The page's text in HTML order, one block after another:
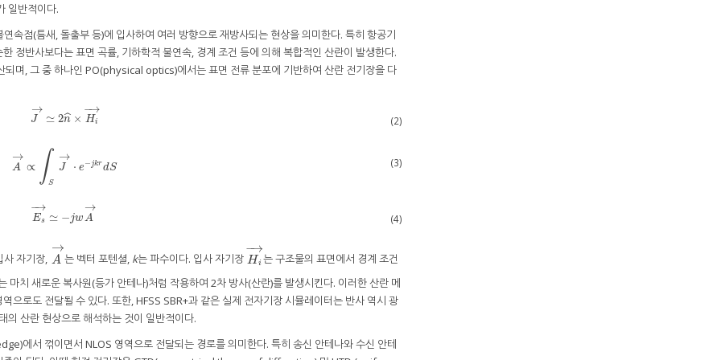
일반적이다.
속점(틈새, 돌출부 등)에 입사하여 여러 방향으로 재방사되는 현상을 의미한다. 특히 항공기
정반사보다는 표면 곡률, 기하학적 불연속, 경계 조건 등에 의해 복합적인 산란이 발생한다.
되며, 그 중 하나인 PO(physical optics)에서는 표면 전류 분포에 기반하여 산란 전기장을 다
J
→
≃ 2n
ˆ × Hi
−→
J→ ≃2n^×H → (2)
A
→
∝ ∫S
J
→
⋅ e− jkrdS
A→ ∝∫S →⋅ e−jkrdS (3)
Es
−→
≃ −jwA
→
Es →≃−jwA→ (4)
사 자기장, A
→
A→는 벡터 포텐셜, k는 파수이다. 입사 자기장 Hi
−→
Hi→는 구조물의 표면에서 경계 조건
마치 새로운 복사원(등가 안테나)처럼 작용하여 2차 방사(산란)를 발생시킨다. 이러한 산란 메
으로도 전달될 수 있다. 또한, HFSS SBR+과 같은 실제 전자기장 시뮬레이터는 반사 역시 광
의 산란 현상으로 해석하는 것이 일반적이다.
에서 꺾이면서 NLOS 영역으로 전달되는 경로를 의미한다. 특히 송신 안테나와 수신 안테